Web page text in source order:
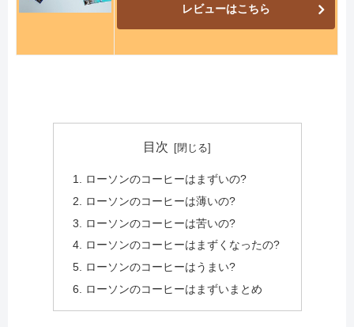
レビューはこちら
目次
ローソンのコーヒーはまずいの?
ローソンのコーヒーは薄いの?
ローソンのコーヒーは苦いの?
ローソンのコーヒーはまずくなったの?
ローソンのコーヒーはうまい?
ローソンのコーヒーはまずいまとめ